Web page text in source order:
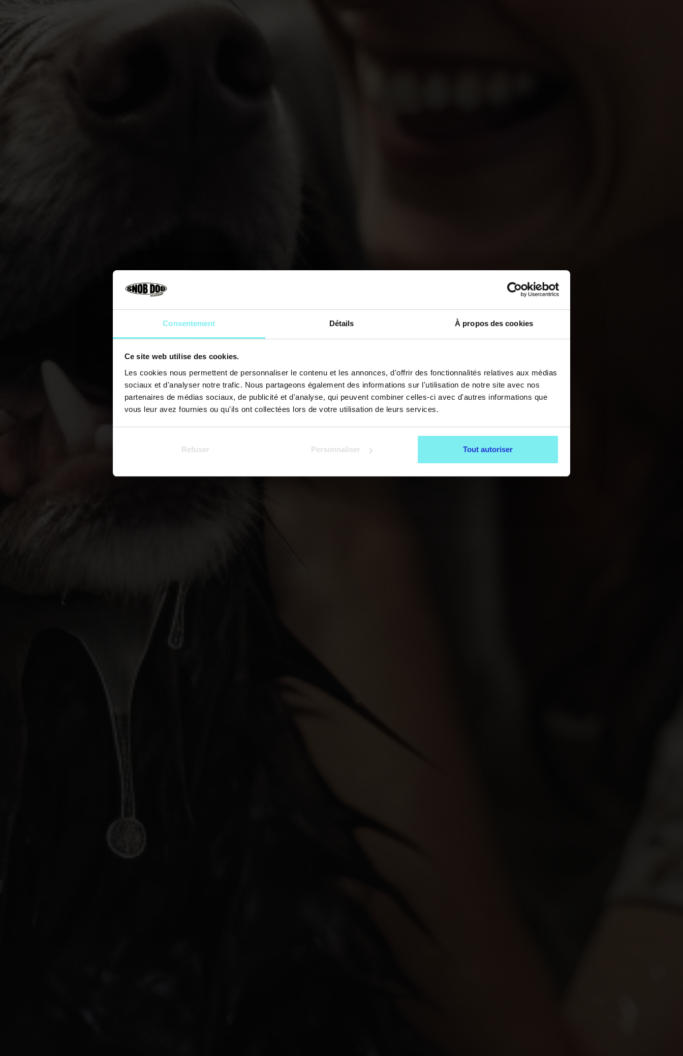
Consentement Détails À propos des cookies
Ce site web utilise des cookies.
Les cookies nous permettent de personnaliser le contenu et les annonces, d'offrir des fonctionnalités relatives aux médias
sociaux et d'analyser notre trafic. Nous partageons également des informations sur l'utilisation de notre site avec nos
partenaires de médias sociaux, de publicité et d'analyse, qui peuvent combiner celles-ci avec d'autres informations que
vous leur avez fournies ou qu'ils ont collectées lors de votre utilisation de leurs services.
Refuser Personnaliser Tout autoriser